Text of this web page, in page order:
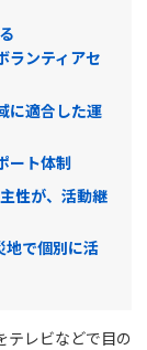
ランティアセ
に適合した運
ート体制
性が、活動継
地で個別に活
テレビなどで目の